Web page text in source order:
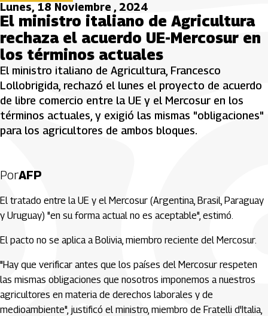
Lunes, 18 Noviembre , 2024
El ministro italiano de Agricultura
rechaza el acuerdo UE-Mercosur en
los términos actuales
El ministro italiano de Agricultura, Francesco
Lollobrigida, rechazó el lunes el proyecto de acuerdo
de libre comercio entre la UE y el Mercosur en los
términos actuales, y exigió las mismas "obligaciones"
para los agricultores de ambos bloques.
PorAFP
El tratado entre la UE y el Mercosur (Argentina, Brasil, Paraguay
y Uruguay) "en su forma actual no es aceptable", estimó.
El pacto no se aplica a Bolivia, miembro reciente del Mercosur.
"Hay que verificar antes que los países del Mercosur respeten
las mismas obligaciones que nosotros imponemos a nuestros
agricultores en materia de derechos laborales y de
medioambiente", justificó el ministro, miembro de Fratelli d'Italia,